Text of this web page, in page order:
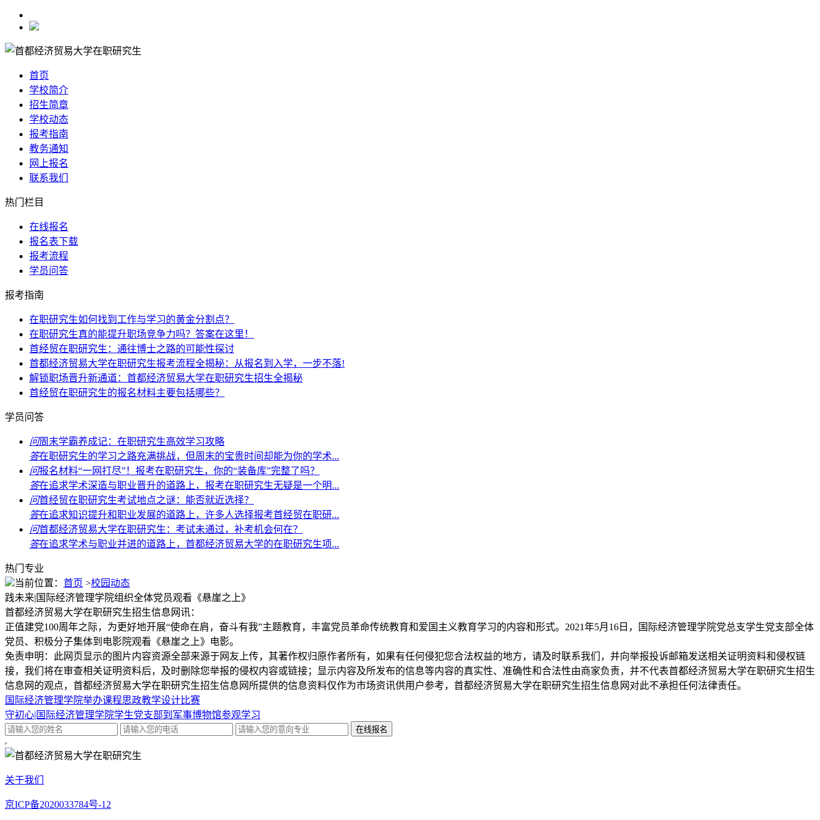
首页
学校简介
招生简章
学校动态
报考指南
教务通知
网上报名
联系我们
热门栏目
在线报名
报名表下载
报考流程
学员问答
报考指南
在职研究生如何找到工作与学习的黄金分割点？
在职研究生真的能提升职场竞争力吗？答案在这里！
首经贸在职研究生：通往博士之路的可能性探讨
首都经济贸易大学在职研究生报考流程全揭秘：从报名到入学，一步不落!
解锁职场晋升新通道：首都经济贸易大学在职研究生招生全揭秘
首经贸在职研究生的报名材料主要包括哪些？
学员问答
问周末学霸养成记：在职研究生高效学习攻略
答在职研究生的学习之路充满挑战，但周末的宝贵时间却能为你的学术...
问报名材料“一网打尽”！报考在职研究生，你的“装备库”完整了吗？
答在追求学术深造与职业晋升的道路上，报考在职研究生无疑是一个明...
问首经贸在职研究生考试地点之谜：能否就近选择？
答在追求知识提升和职业发展的道路上，许多人选择报考首经贸在职研...
问首都经济贸易大学在职研究生：考试未通过，补考机会何在？
答在追求学术与职业并进的道路上，首都经济贸易大学的在职研究生项...
热门专业
当前位置： 首页 >校园动态
践未来|国际经济管理学院组织全体党员观看《悬崖之上》
首都经济贸易大学在职研究生招生信息网讯：
正值建党100周年之际，为更好地开展“使命在肩，奋斗有我”主题教育，丰富党员革命传统教育和爱国主义教育学习的内容和形式。2021年5月16日，国际经济管理学院党总支学生党支部全体
党员、积极分子集体到电影院观看《悬崖之上》电影。
免责申明：此网页显示的图片内容资源全部来源于网友上传，其著作权归原作者所有，如果有任何侵犯您合法权益的地方，请及时联系我们，并向举报投诉邮箱发送相关证明资料和侵权链
接，我们将在审查相关证明资料后，及时删除您举报的侵权内容或链接；显示内容及所发布的信息等内容的真实性、准确性和合法性由商家负责，并不代表首都经济贸易大学在职研究生招生
信息网的观点，首都经济贸易大学在职研究生招生信息网所提供的信息资料仅作为市场资讯供用户参考，首都经济贸易大学在职研究生招生信息网对此不承担任何法律责任。
国际经济管理学院举办课程思政教学设计比赛
守初心|国际经济管理学院学生党支部到军事博物馆参观学习
关于我们
京ICP备2020033784号-12